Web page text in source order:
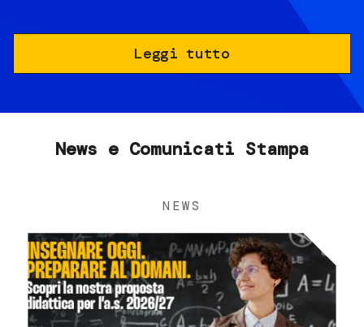
Leggi tutto
News e Comunicati Stampa
NEWS